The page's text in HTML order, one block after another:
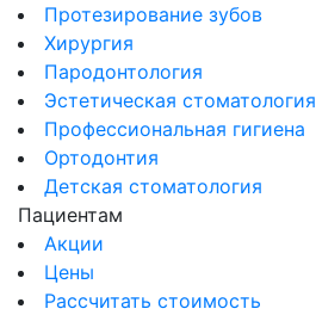
Протезирование зубов
Хирургия
Пародонтология
Эстетическая стоматология
Профессиональная гигиена
Ортодонтия
Детская стоматология
Пациентам
Акции
Цены
Рассчитать стоимость